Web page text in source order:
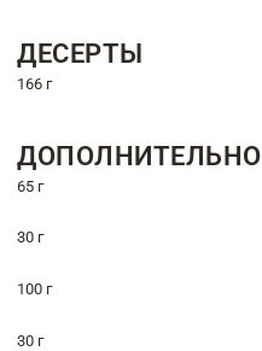
ДЕСЕРТЫ
166 г
ДОПОЛНИТЕЛЬНО
65 г
30 г
100 г
30 г